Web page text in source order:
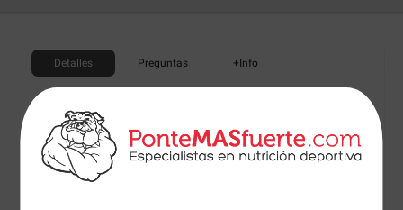
Detalles Preguntas +Info
7-Phenyl Stack
diseñado para ayudarnos a quemar grasa, con
ingredientes con efecto saciante y también